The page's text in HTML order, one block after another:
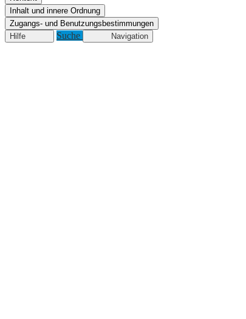
Inhalt und innere Ordnung
Zugangs- und Benutzungsbestimmungen
Hilfe
Suche Navigation